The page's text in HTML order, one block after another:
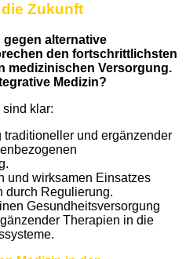
Zukunft
alternative
den fortschrittlichsten
medizinischen Versorgung.
Medizin?
klar:
traditioneller und ergänzender
und wirksamen Einsatzes
durch Regulierung.
Gesundheitsversorgung
Therapien in die